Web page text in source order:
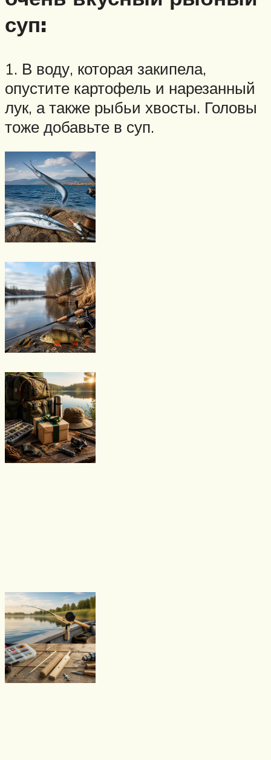
суп:
1. В воду, которая закипела,
опустите картофель и нарезанный
лук, а также рыбьи хвосты. Головы
тоже добавьте в суп.